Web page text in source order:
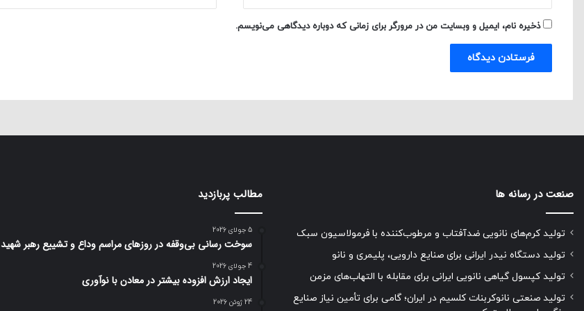
ذخیره نام، ایمیل و وبسایت من در مرورگر برای زمانی که دوباره دیدگاهی می‌نویسم.
صنعت در رسانه ها
تولید کرم‌های نانویی ضدآفتاب و مرطوب‌کننده با فرمولاسیون سبک
تولید دستگاه نیدر ایرانی برای صنایع دارویی، پلیمری و نانو
تولید کپسول گیاهی نانویی ایرانی برای مقابله با التهاب‌های مزمن
تولید صنعتی نانوکربنات کلسیم در ایران؛ گامی برای تأمین نیاز صنایع
مطالب پربازدید
5 جولای 2026
سوخت رسانی بی‌وقفه در روز‌های مراسم وداع و تشییع رهبر شهید
4 جولای 2026
ایجاد ارزش افزوده بیشتر در معادن با نوآوری
24 ژوئن 2026